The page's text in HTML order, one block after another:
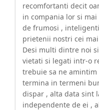
recomfortanti decit
in compania lor si
de frumosi ,
prietenii nostri cei
Desi multi dintre noi
vietati si legati intr-o
trebuie sa ne amintim
termina in termeni
dispar , alta data sint
independente de ei ,